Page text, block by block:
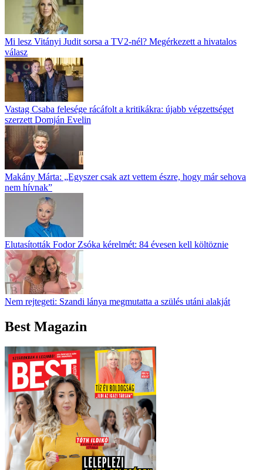
Mi lesz Vitányi Judit sorsa a TV2-nél? Megérkezett a hivatalos
válasz
Vastag Csaba felesége rácáfolt a kritikákra: újabb végzettséget
szerzett Domján Evelin
Makány Márta: „Egyszer csak azt vettem észre, hogy már sehova
nem hívnak”
Elutasították Fodor Zsóka kérelmét: 84 évesen kell költöznie
Nem rejtegeti: Szandi lánya megmutatta a szülés utáni alakját
Best Magazin